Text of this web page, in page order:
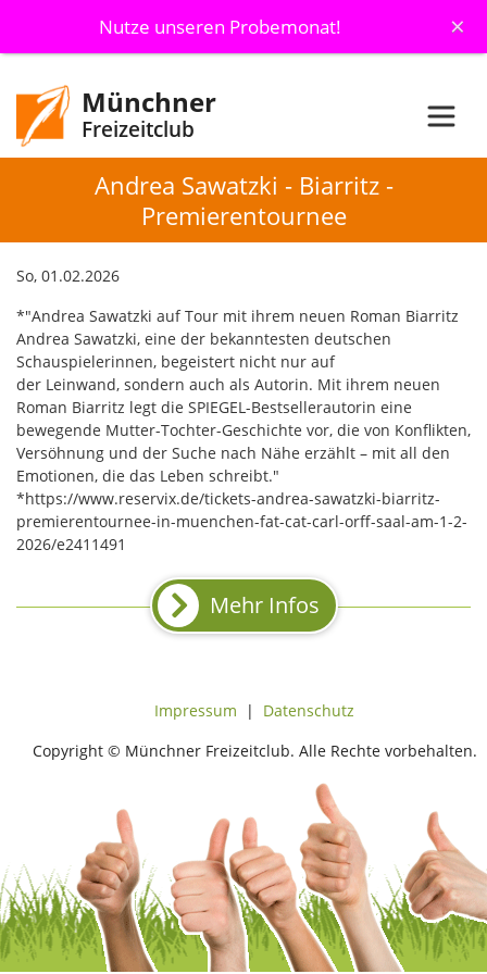
Nutze unseren Probemonat! ×
Münchner
Freizeitclub
Andrea Sawatzki - Biarritz -
Premierentournee
So, 01.02.2026
*"Andrea Sawatzki auf Tour mit ihrem neuen Roman Biarritz
Andrea Sawatzki, eine der bekanntesten deutschen
Schauspielerinnen, begeistert nicht nur auf
der Leinwand, sondern auch als Autorin. Mit ihrem neuen
Roman Biarritz legt die SPIEGEL-Bestsellerautorin eine
bewegende Mutter-Tochter-Geschichte vor, die von Konflikten,
Versöhnung und der Suche nach Nähe erzählt – mit all den
Emotionen, die das Leben schreibt."
*https://www.reservix.de/tickets-andrea-sawatzki-biarritz-
premierentournee-in-muenchen-fat-cat-carl-orff-saal-am-1-2-
2026/e2411491
Mehr Infos
Impressum | Datenschutz
Copyright © Münchner Freizeitclub. Alle Rechte vorbehalten.